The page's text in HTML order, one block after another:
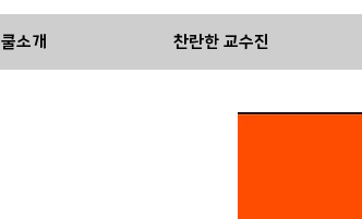
소개 찬란한 교수진